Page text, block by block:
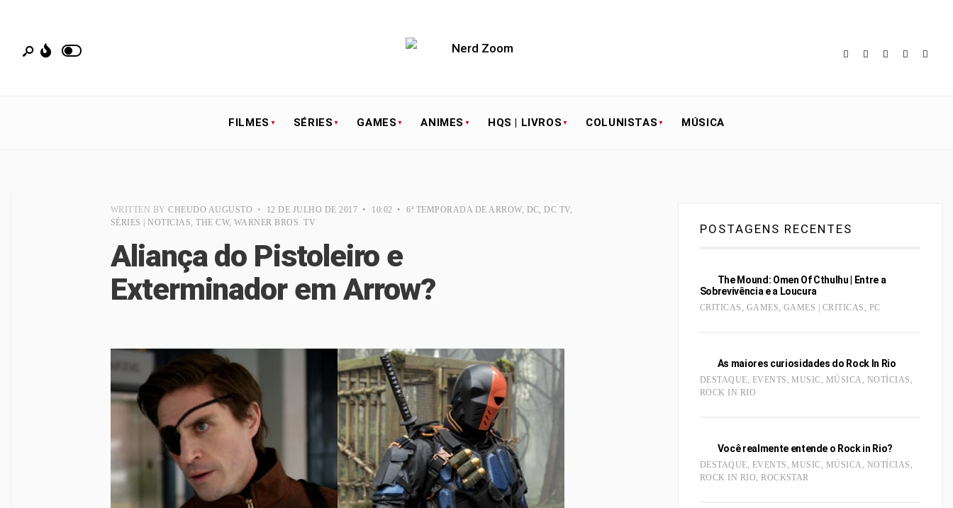
FILMES SÉRIES GAMES ANIMES HQS | LIVROS COLUNISTAS MÚSICA
WRITTEN BYCHEUDO AUGUSTO • 12 DE JULHO DE 2017 • 10:02 • 6ª TEMPORADA DE ARROW, DC,DC TV,
SÉRIES | NOTICIAS,THE CW, WARNER BROS. TV
Aliança do Pistoleiro e
Exterminador em Arrow?
POSTAGENS RECENTES
The Mound: Omen Of Cthulhu | Entre a
Sobrevivência e a Loucura
CRITICAS , GAMES, GAMES | CRITICAS , PC
As maiores curiosidades do Rock In Rio
DESTAQUE, EVENTS ,MUSIC, MÚSICA , NOTÍCIAS ,
ROCK IN RIO
Você realmente entende o Rock in Rio?
DESTAQUE, EVENTS ,MUSIC, MÚSICA , NOTÍCIAS ,
ROCK IN RIO,ROCKSTAR